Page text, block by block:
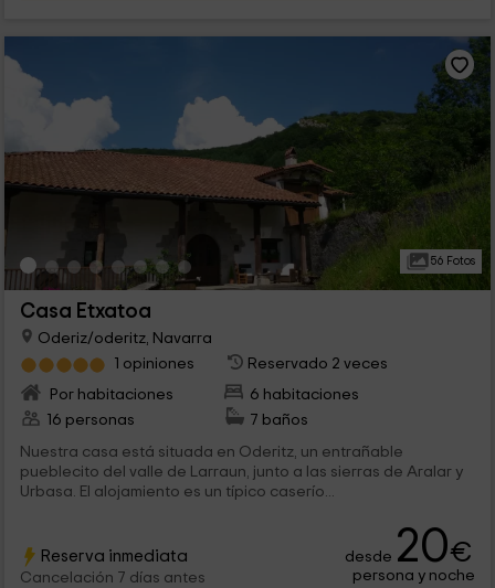
56 Fotos
Casa Etxatoa
Oderiz/oderitz, Navarra
1 opiniones
Reservado 2 veces
Por habitaciones
6 habitaciones
16 personas
7 baños
Nuestra casa está situada en Oderitz, un entrañable
pueblecito del valle de Larraun, junto a las sierras de Aralar y
Urbasa. El alojamiento es un típico caserío...
Reserva inmediata
Cancelación 7 días antes
desde 20€
persona y noche